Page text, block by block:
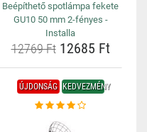
Beépíthető spotlámpa fekete
GU10 50 mm 2-fényes -
Installa
12769 Ft12685 Ft
ÚJDONSÁG KEDVEZMÉNY